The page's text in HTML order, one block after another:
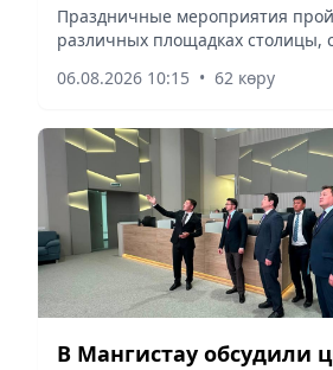
Праздничные мероприятия
различных площадках столицы,
06.08.2026 10:15 • 62 көру
В Мангистау обсудили